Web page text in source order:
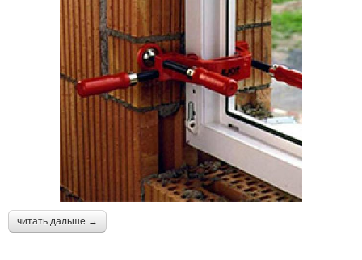
читать дальше →